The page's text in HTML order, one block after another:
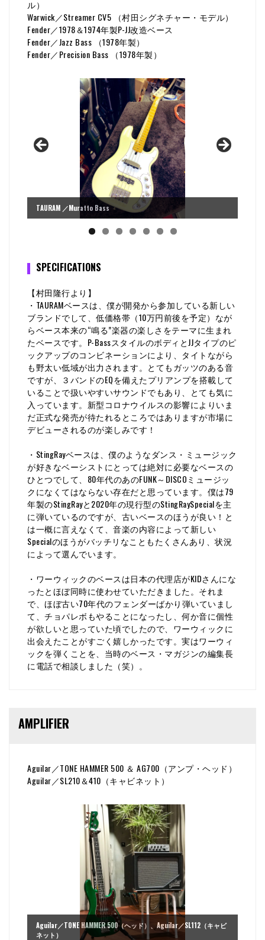
ル）
Warwick／Streamer CV5 （村田シグネチャー・モデル）
Fender／1978＆1974年製P-JJ改造ベース
Fender／Jazz Bass （1978年製）
Fender／Precision Bass （1978年製）
TAURAM ／Muratto Bass
SPECIFICATIONS
【村田隆行より】
・TAURAMベースは、僕が開発から参加している新しい
ブランドでして、低価格帯（10万円前後を予定）なが
らベース本来の“鳴る”楽器の楽しさをテーマに生まれ
たベースです。P-BassスタイルのボディとJJタイプのピ
ックアップのコンビネーションにより、タイトながら
も野太い低域が出力されます。とてもガッツのある音
ですが、３バンドのEQを備えたプリアンプを搭載して
いることで扱いやすいサウンドでもあり、とても気に
入っています。新型コロナウイルスの影響によりいま
だ正式な発売が待たれるところではありますが市場に
デビューされるのが楽しみです！
・StingRayベースは、僕のようなダンス・ミュージック
が好きなベーシストにとっては絶対に必要なベースの
ひとつでして、80年代のあのFUNK～DISCOミュージッ
クになくてはならない存在だと思っています。僕は79
年製のStingRayと2020年の現行型のStingRaySpecialを主
に弾いているのですが、古いベースのほうが良い！と
は一概に言えなくて、音楽の内容によって新しい
Specialのほうがバッチリなこともたくさんあり、状況
によって選んでいます。
・ワーウィックのベースは日本の代理店がKIDさんにな
ったとほぼ同時に使わせていただきました。それま
で、ほぼ古い70年代のフェンダーばかり弾いていまし
て、チョパレボもやることになったし、何か音に個性
が欲しいと思っていた頃でしたので、ワーウィックに
出会えたことがすごく嬉しかったです。実はワーウィ
ックを弾くことを、当時のベース・マガジンの編集長
に電話で相談しました（笑）。
AMPLIFIER
Aguilar／TONE HAMMER 500 ＆ AG700（アンプ・ヘッド）
Aguilar／SL210＆410（キャビネット）
Aguilar／TONE HAMMER 500（ヘッド）、Aguilar／SL112（キャビ
ネット）